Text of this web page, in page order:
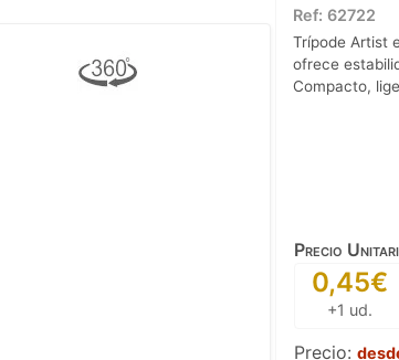
Ref: 62722
Trípode Artist
ofrece
Compacto,
Precio
0,45€
+1 ud.
Precio: